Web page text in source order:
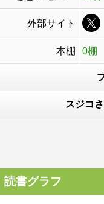
外部サイト
本棚 0棚
スジコ
読書グラフ